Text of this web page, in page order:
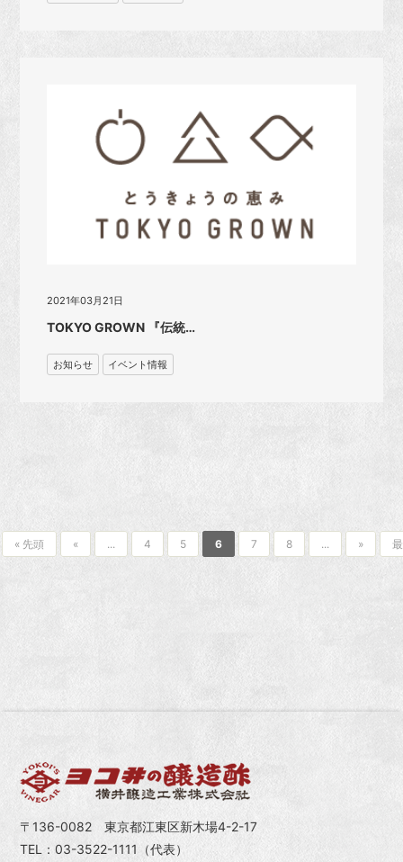
2021年03月21日
TOKYO GROWN 『伝統…
お知らせ イベント情報
« 先頭 « ... 4 5 6 7 8 ... »
〒136-0082 東京都江東区新木場4-2-17
TEL：03-3522-1111（代表）